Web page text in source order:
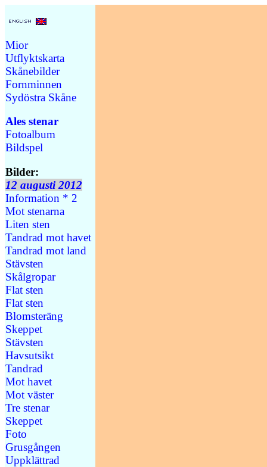
Mior
Utflyktskarta
Skånebilder
Fornminnen
Sydöstra Skåne
Ales stenar
Fotoalbum
Bildspel
Bilder:
12 augusti 2012
Information * 2
Mot stenarna
Liten sten
Tandrad mot havet
Tandrad mot land
Stävsten
Skålgropar
Flat sten
Flat sten
Blomsteräng
Skeppet
Stävsten
Havsutsikt
Tandrad
Mot havet
Mot väster
Tre stenar
Skeppet
Foto
Grusgången
Uppklättrad